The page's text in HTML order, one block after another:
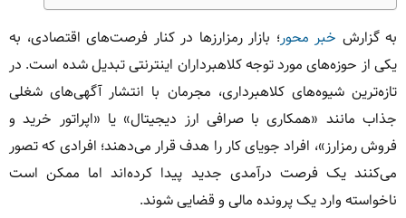
به گزارش خبر محور؛ بازار رمزارزها در کنار فرصت‌های اقتصادی، به
یکی از حوزه‌های مورد توجه کلاهبرداران اینترنتی تبدیل شده است. در
تازه‌ترین شیوه‌های کلاهبرداری، مجرمان با انتشار آگهی‌های شغلی
جذاب مانند «همکاری با صرافی ارز دیجیتال» یا «اپراتور خرید و
فروش رمزارز»، افراد جویای کار را هدف قرار می‌دهند؛ افرادی که تصور
می‌کنند یک فرصت درآمدی جدید پیدا کرده‌اند اما ممکن است
ناخواسته وارد یک پرونده مالی و قضایی شوند.